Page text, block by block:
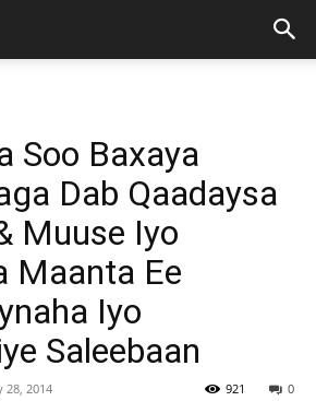
Soo Baxaya
Dab Qaadaysa
Muuse Iyo
Maanta Ee
Iyo
Saleebaan
28, 2014 0
921